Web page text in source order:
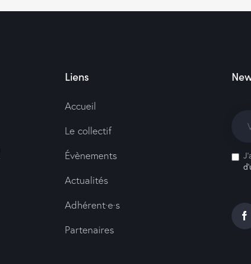
Liens
Accueil
Le collectif
Évènements
Actualités
Adhérent·e·s
Partenaires